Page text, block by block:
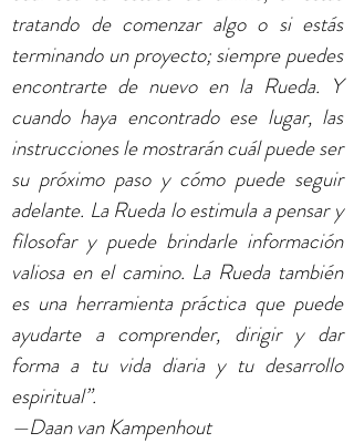
tratando de comenzar algo o si estás
terminando un proyecto; siempre puedes
encontrarte de nuevo en la Rueda. Y
cuando haya encontrado ese lugar, las
instrucciones le mostrarán cuál puede ser
su próximo paso y cómo puede seguir
adelante. La Rueda lo estimula a pensar y
filosofar y puede brindarle información
valiosa en el camino. La Rueda también
es una herramienta práctica que puede
ayudarte a comprender, dirigir y dar
forma a tu vida diaria y tu desarrollo
espiritual”.
—Daan van Kampenhout